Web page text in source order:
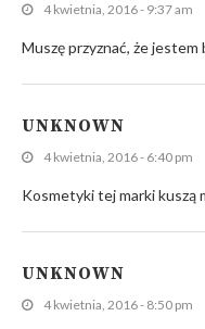
4 kwietnia, 2016 - 9:37 am
Muszę przyznać, że
UNKNOWN
4 kwietnia, 2016 - 6:40 pm
Kosmetyki tej marki kuszą
UNKNOWN
4 kwietnia, 2016 - 8:50 pm